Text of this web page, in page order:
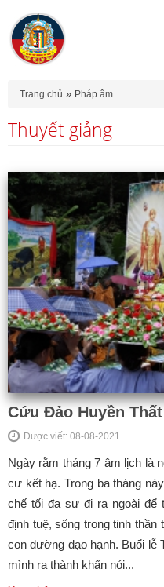
Bạn đang ở đây
Trang chủ » Pháp âm
Thuyết giảng
Cứu Đảo Huyền
Được viết: 08-08-2021
Ngày rằm tháng 7 âm lịch là
cư kết hạ. Trong ba tháng
chế tối đa sự đi ra ngoài để
định tuệ, sống trong tinh thần
con đường đạo hạnh. Buổi
mình ra thành khẩn nói...